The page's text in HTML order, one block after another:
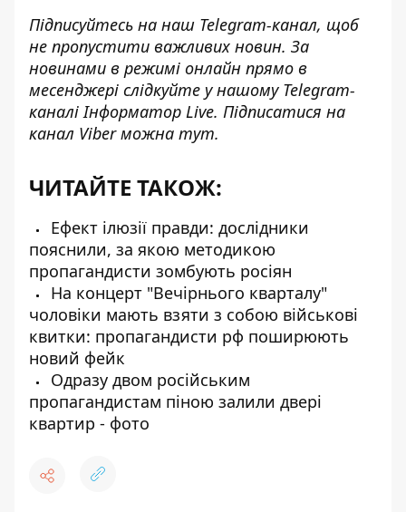
Підписуйтесь на наш Telegram-канал, щоб
не пропустити важливих новин. За
новинами в режимі онлайн прямо в
месенджері слідкуйте у нашому Telegram-
каналіІнформатор Live. Підписатися на
канал Viber можна тут.
ЧИТАЙТЕ ТАКОЖ:
Ефект ілюзії правди: дослідники
пояснили, за якою методикою
пропагандисти зомбують росіян
На концерт "Вечірнього кварталу"
чоловіки мають взяти з собою військові
квитки: пропагандисти рф поширюють
новий фейк
Одразу двом російським
пропагандистам піною залили двері
квартир - фото